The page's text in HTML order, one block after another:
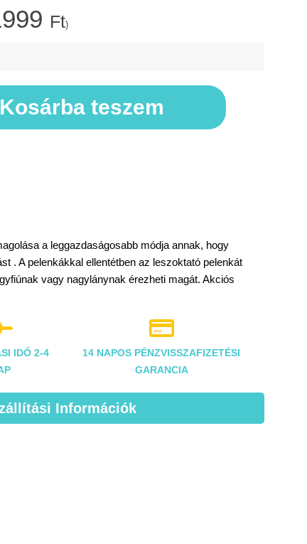
a leggazdaságosabb módja annak, hogy
. A pelenkákkal ellentétben az leszoktató pelenkát
vagy nagylánynak érezheti magát. Akciós
Ft)
Kosárba teszem
IDŐ 2-4

14 NAPOS PÉNZVISSZAFIZETÉSI
GARANCIA
Információk